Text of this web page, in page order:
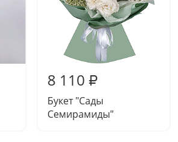
8 110 ₽
Букет "Сады
Семирамиды"